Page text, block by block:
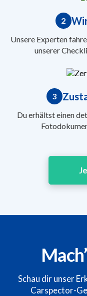
2
Unsere Experten
unserer
3
Du erhältst einen
Schau dir unser
Carspector-